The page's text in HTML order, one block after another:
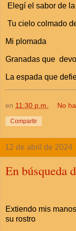
Elegí el sabor de
Tu cielo colmado
Mi plomada
Granadas que
La espada que
en 11:30 p.m. No
Compartir
12 de abril de 2024
En búsqueda
Extiendo mis
su rostro